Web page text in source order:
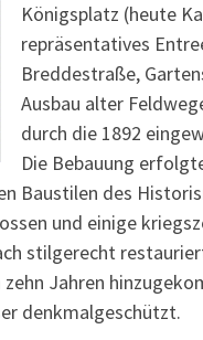
Königsplatz (heute
repräsentatives
Breddestraße,
Ausbau alter
durch die 1892
Die Bebauung
Baustilen des
und einige
stilgerecht
Jahren
denkmalgeschützt.